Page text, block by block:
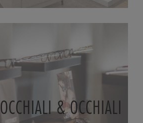
OCCHIALI & OCCHIALI